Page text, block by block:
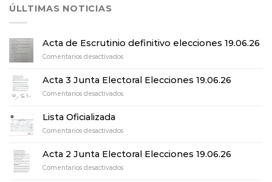
ÚLLTIMAS NOTICIAS
Acta de Escrutinio definitivo elecciones 19.06.26
Comentarios desactivadosen
de
Escrutinio
definitivo
Acta 3 Junta Electoral Elecciones 19.06.26
Comentarios desactivadosen
Electoral
19.06.26
Lista Oficializada
Comentarios desactivadosen
Oficializada
Acta 2 Junta Electoral Elecciones 19.06.26
Comentarios desactivadosen